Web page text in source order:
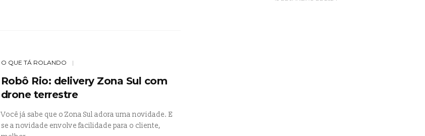
O QUE TÁ ROLANDO
Robô Rio: delivery Zona Sul com
drone terrestre
Você já sabe que o Zona Sul adora uma novidade. E
se a novidade envolve facilidade para o cliente,